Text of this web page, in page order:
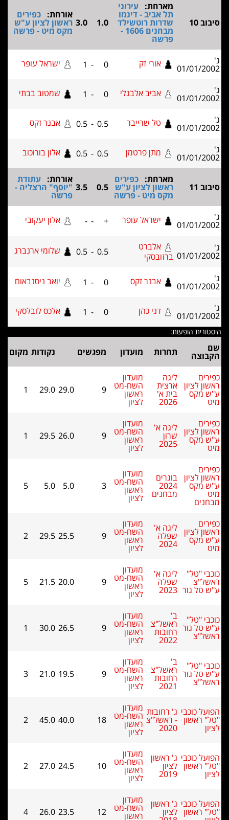
מארחת:עירוני
תל אביב - דינמו
שדרות רוטשילד
מבחנים 1606 -
1.0
3.0
אורחת:כפירים
ראשון לציון ע"ש
מקס מיט - פרשה
01/01/ אורי זק 1 ישראל עופר
01/01/ אביב אלבגלי 0
1 שמטוב בבתי
01/01/ טל שרייבר 0.5
0.5 אבנר זקס
01/01/ מתן פרטמן 0.5
0.5 אלון בורוכוב
מארחת:כפירים
ראשון לציון ע"ש
מקס מיט - פרשה
0.5
3.5
אורחת:עתודת
"יוסף" הרצליה -
01/01/ ישראל עופר +
- אלון יעקובי
01/01/
אלברט
ברזובסקי
0.5 שלומי ארנברג
01/01/ אבנר זקס 1 יואב ניסנבאום
01/01/ דני כהן 1 אלכס לובלסקי
הופעות:
תחרות מועדון מפגשים נקודות מקום
לציון
מקס
ארצית
בית א'
2026
מועדון
השח-מט
ראשון
לציון
9
29.0
1
לציון
מקס
ליגה א'
שרון
2025
מועדון
השח-מט
ראשון
לציון
9
29.5
1
לציון
מקס
בוגרים
2024
מבחנים
מועדון
השח-מט
ראשון
לציון
3
5.0
5
לציון
מקס
ליגה א'
שפלה
2024
מועדון
השח-מט
ראשון
לציון
9
29.5
2
"טל"
גור
ליגה א'
שפלה
2023
מועדון
השח-מט
ראשון
לציון
9
21.5
5
"טל"
גור
ב'
ראשל"צ
רחובות
2022
השח-מט
ראשון
לציון
9
30.0
1
"טל"
גור
ב'
ראשל"צ
רחובות
2021
השח-מט
ראשון
לציון
9
21.0
3
כוכבי
ראשון
ג' רחובות
- ראשל"צ
2020
מועדון
השח-מט
ראשון
לציון
18
45.0
2
כוכבי
ראשון
ג' ראשון
לציון
2019
מועדון
השח-מט
ראשון
לציון
10
27.0
2
כוכבי
ראשון
ג' ראשון
לציון
מועדון
השח-מט
ראשון 12
26.0
4